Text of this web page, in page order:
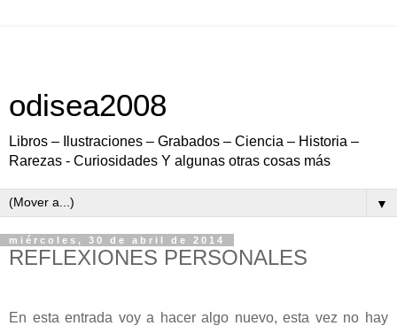
odisea2008
Libros – Ilustraciones – Grabados – Ciencia – Historia –
Rarezas - Curiosidades Y algunas otras cosas más
▼
miércoles, 30 de abril de 2014
REFLEXIONES PERSONALES
En esta entrada voy a hacer algo nuevo, esta vez no hay